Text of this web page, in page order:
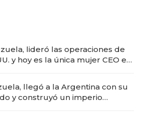
lideró las operaciones de
y hoy es la única mujer CEO en
llegó a la Argentina con su
y construyó un imperio